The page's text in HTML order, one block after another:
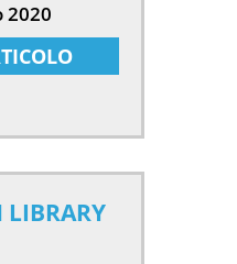
2020